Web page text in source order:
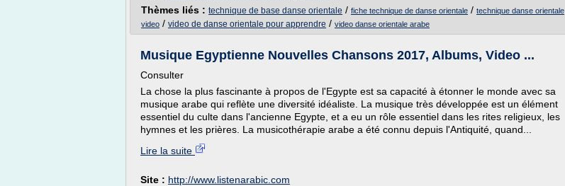
Thèmes liés : technique de base danse orientale / fiche technique de danse orientale / technique danse orientale
video / video de danse orientale pour apprendre / video danse orientale arabe
Musique Egyptienne Nouvelles Chansons 2017, Albums, Video ...
Consulter
La chose la plus fascinante à propos de l'Egypte est sa capacité à étonner le monde avec sa
musique arabe qui reflète une diversité idéaliste. La musique très développée est un élément
essentiel du culte dans l'ancienne Egypte, et a eu un rôle essentiel dans les rites religieux, les
hymnes et les prières. La musicothérapie arabe a été connu depuis l'Antiquité, quand...
Lire la suite
Site : http://www.listenarabic.com